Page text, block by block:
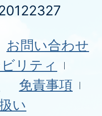
お問い合わせ
リティ
免責事項
い